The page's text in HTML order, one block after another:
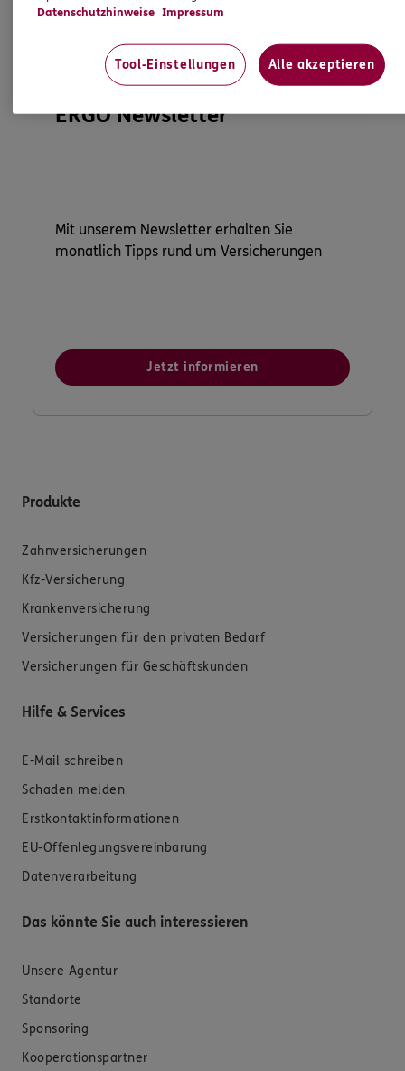
ERGO Newsletter
Mit unserem Newsletter erhalten Sie
monatlich Tipps rund um Versicherungen
Jetzt informieren
Produkte
Zahnversicherungen
Kfz-Versicherung
Krankenversicherung
Versicherungen für den privaten Bedarf
Versicherungen für Geschäftskunden
Hilfe & Services
E-Mail schreiben
Schaden melden
Erstkontaktinformationen
EU-Offenlegungsvereinbarung
Datenverarbeitung
Das könnte Sie auch interessieren
Unsere Agentur
Standorte
Sponsoring
Kooperationspartner
Datenschutzhinweise Impressum
Tool-Einstellungen Alle akzeptieren